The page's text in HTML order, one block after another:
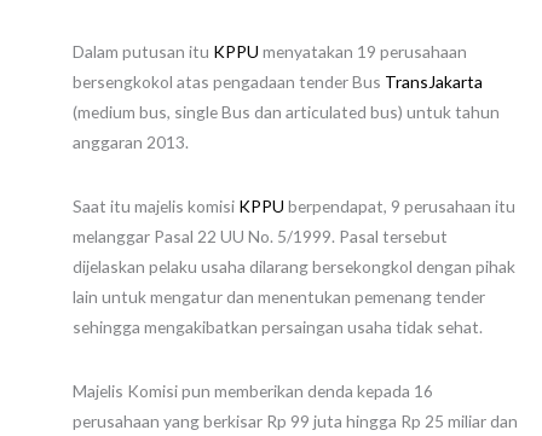
Dalam putusan itu KPPU menyatakan 19 perusahaan
bersengkokol atas pengadaan tender Bus TransJakarta
(medium bus, single Bus dan articulated bus) untuk tahun
anggaran 2013.
Saat itu majelis komisi KPPU berpendapat, 9 perusahaan itu
melanggar Pasal 22 UU No. 5/1999. Pasal tersebut
dijelaskan pelaku usaha dilarang bersekongkol dengan pihak
lain untuk mengatur dan menentukan pemenang tender
sehingga mengakibatkan persaingan usaha tidak sehat.
Majelis Komisi pun memberikan denda kepada 16
perusahaan yang berkisar Rp 99 juta hingga Rp 25 miliar dan